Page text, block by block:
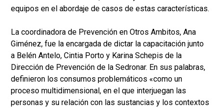
equipos en el abordaje de casos de estas características.
La coordinadora de Prevención en Otros Ambitos, Ana
Giménez, fue la encargada de dictar la capacitación junto
a Belén Antelo, Cintia Porto y Karina Schepis de la
Dirección de Prevención de la Sedronar. En sus palabras,
definieron los consumos problemáticos «como un
proceso multidimensional, en el que interjuegan las
personas y su relación con las sustancias y los contextos